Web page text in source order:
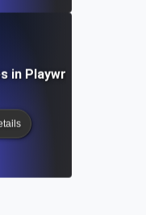
in Playwright API